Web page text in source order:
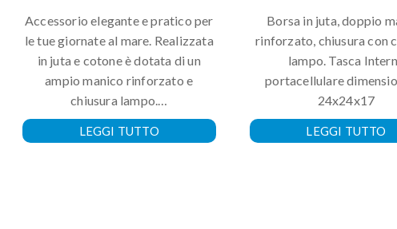
Accessorio elegante e pratico per
le tue giornate al mare. Realizzata
in juta e cotone è dotata di un
ampio manico rinforzato e
chiusura lampo.…
LEGGI TUTTO
Borsa in juta, doppio
rinforzato, chiusura con
lampo. Tasca
portacellulare
24x24x17
LEGGI TUTTO